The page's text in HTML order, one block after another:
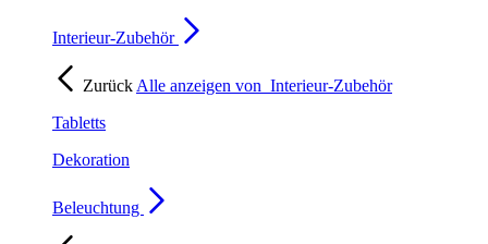
Interieur-Zubehör
Zurück Alle anzeigen von Interieur-Zubehör
Tabletts
Dekoration
Beleuchtung